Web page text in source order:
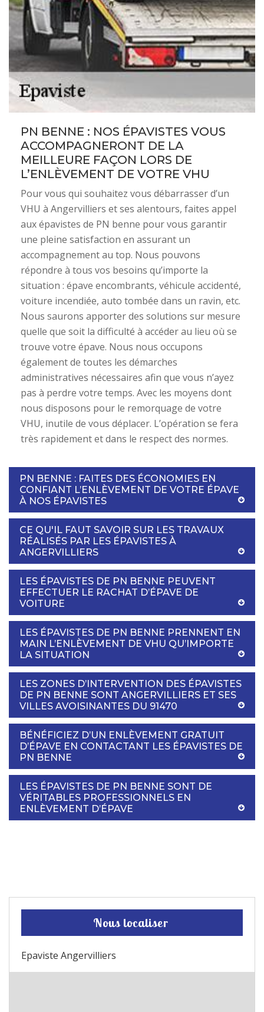
PN BENNE : NOS ÉPAVISTES VOUS
ACCOMPAGNERONT DE LA
MEILLEURE FAÇON LORS DE
L’ENLÈVEMENT DE VOTRE VHU
Pour vous qui souhaitez vous débarrasser d’un
VHU à Angervilliers et ses alentours, faites appel
aux épavistes de PN benne pour vous garantir
une pleine satisfaction en assurant un
accompagnement au top. Nous pouvons
répondre à tous vos besoins qu’importe la
situation : épave encombrants, véhicule accidenté,
voiture incendiée, auto tombée dans un ravin, etc.
Nous saurons apporter des solutions sur mesure
quelle que soit la difficulté à accéder au lieu où se
trouve votre épave. Nous nous occupons
également de toutes les démarches
administratives nécessaires afin que vous n’ayez
pas à perdre votre temps. Avec les moyens dont
nous disposons pour le remorquage de votre
VHU, inutile de vous déplacer. L’opération se fera
très rapidement et dans le respect des normes.
PN BENNE : FAITES DES ÉCONOMIES EN
CONFIANT L’ENLÈVEMENT DE VOTRE ÉPAVE
À NOS ÉPAVISTES
CE QU'IL FAUT SAVOIR SUR LES TRAVAUX
RÉALISÉS PAR LES ÉPAVISTES À
ANGERVILLIERS
LES ÉPAVISTES DE PN BENNE PEUVENT
EFFECTUER LE RACHAT D’ÉPAVE DE
VOITURE
LES ÉPAVISTES DE PN BENNE PRENNENT EN
MAIN L’ENLÈVEMENT DE VHU QU’IMPORTE
LA SITUATION
LES ZONES D’INTERVENTION DES ÉPAVISTES
DE PN BENNE SONT ANGERVILLIERS ET SES
VILLES AVOISINANTES DU 91470
BÉNÉFICIEZ D’UN ENLÈVEMENT GRATUIT
D’ÉPAVE EN CONTACTANT LES ÉPAVISTES DE
PN BENNE
LES ÉPAVISTES DE PN BENNE SONT DE
VÉRITABLES PROFESSIONNELS EN
ENLÈVEMENT D’ÉPAVE
Nous localiser
Epaviste Angervilliers